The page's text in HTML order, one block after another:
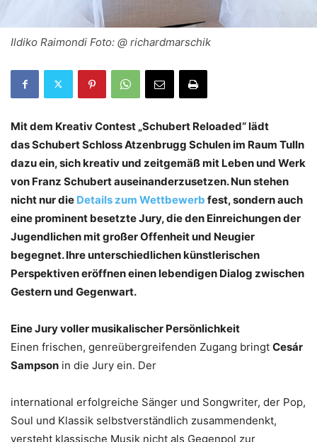
Ildiko Raimondi Foto: @ richardmarschik
Mit dem Kreativ Contest „Schubert Reloaded“ lädt
das Schubert Schloss Atzenbrugg Schulen im Raum Tulln
dazu ein, sich kreativ und zeitgemäß mit Leben und Werk
von Franz Schubert auseinanderzusetzen. Nun stehen
nicht nur die Details zum Wettbewerb fest, sondern auch
eine prominent besetzte Jury, die den Einreichungen der
Jugendlichen mit großer Offenheit und Neugier
begegnet. Ihre unterschiedlichen künstlerischen
Perspektiven eröffnen einen lebendigen Dialog zwischen
Gestern und Gegenwart.
Eine Jury voller musikalischer Persönlichkeit
Einen frischen, genreübergreifenden Zugang bringt Cesár
Sampson in die Jury ein. Der
international erfolgreiche Sänger und Songwriter, der Pop,
Soul und Klassik selbstverständlich zusammendenkt,
versteht klassische Musik nicht als Gegenpol zur